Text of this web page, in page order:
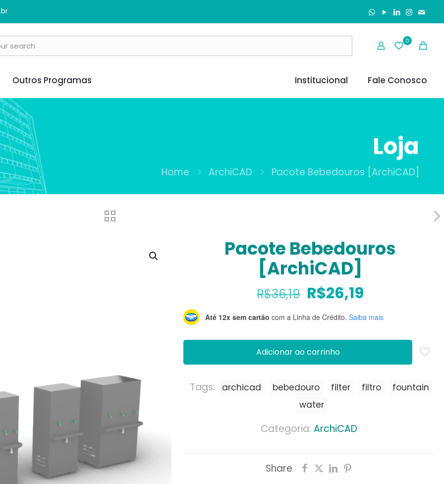
0
Outros Programas Institucional Fale Conosco
Loja
Home ArchiCAD Pacote Bebedouros [ArchiCAD]
Pacote Bebedouros
[ArchiCAD]
R$36,19 O
original
era:
R$36,19.
R$26,19
atual
é:
Até 12x sem cartão com a Linha de Crédito. Saiba mais
Adicionar ao carrinho
Categoria: ArchiCAD
Tags: archicad bebedouro filter filtro
fountain
water
Share